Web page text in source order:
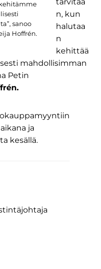
sanoo
Hoffrén.
n, kun
halutaa
n
kehittää
mahdollisimman
Petin
ja
kesällä.